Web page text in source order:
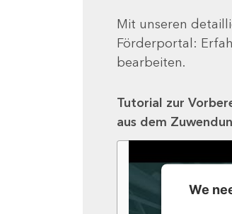
Mit unseren
Förderportal:
bearbeiten.
Tutorial zur
aus dem
We